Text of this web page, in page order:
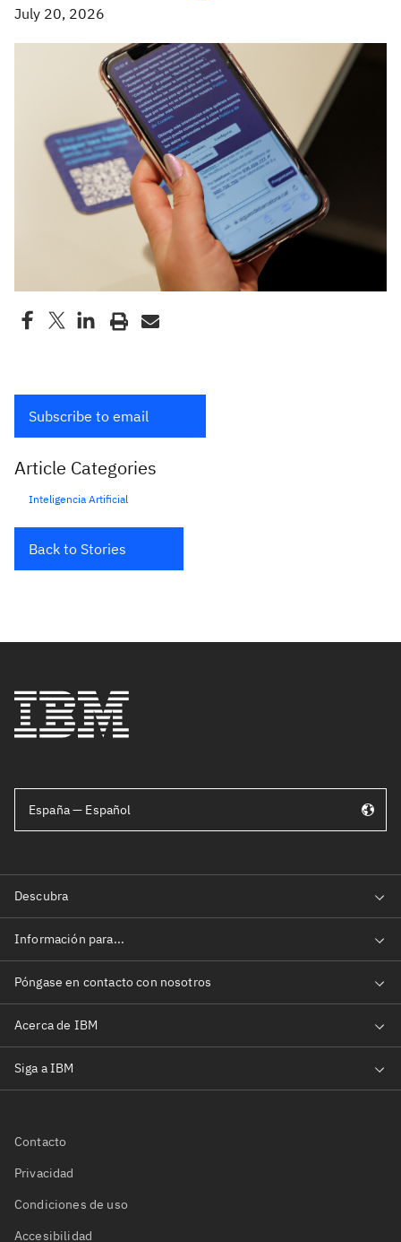
July 20, 2026
Subscribe to email
Article Categories
Inteligencia Artificial
Back to Stories
España — Español
Contacto
Privacidad
Condiciones de uso
Accesibilidad